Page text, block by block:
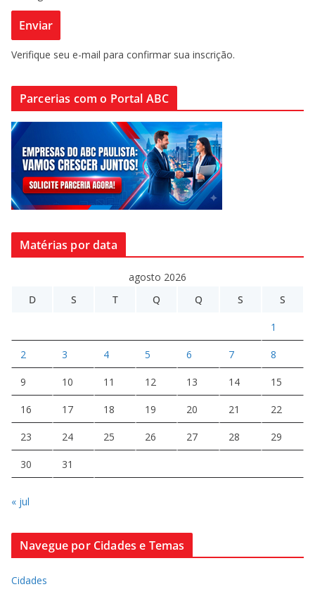
Verifique seu e-mail para confirmar sua inscrição.
Parcerias com o Portal ABC
Matérias por data
agosto 2026
D
S T Q Q S S
1
2 3 4 5 6 7 8
9 10 11 12 13 14 15
16 17 18 19 20 21 22
23 24 25 26 27 28 29
30 31
« jul
Navegue por Cidades e Temas
Cidades